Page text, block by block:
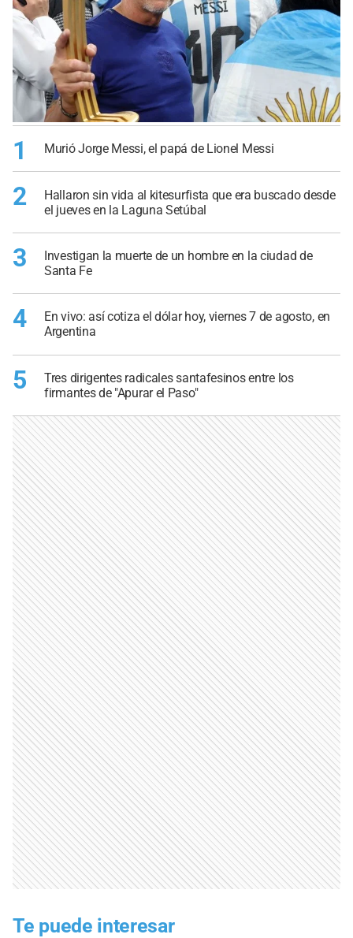
1 Murió Jorge Messi, el papá de Lionel Messi
2
Hallaron sin vida al kitesurfista que era buscado desde
el jueves en la Laguna Setúbal
3
Investigan la muerte de un hombre en la ciudad de
Santa Fe
4
En vivo: así cotiza el dólar hoy, viernes 7 de agosto, en
Argentina
5
Tres dirigentes radicales santafesinos entre los
firmantes de "Apurar el Paso"
Te puede interesar